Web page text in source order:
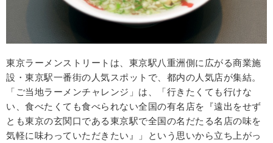
東京ラーメンストリートは、東京駅八重洲側に広がる商業施
設・東京駅一番街の人気スポットで、都内の人気店が集結。
「ご当地ラーメンチャレンジ」は、「行きたくても行けな
い、食べたくても食べられない全国の有名店を『遠出をせず
とも東京の玄関口である東京駅で全国の名だたる名店の味を
気軽に味わっていただきたい』」という思いから立ち上がっ